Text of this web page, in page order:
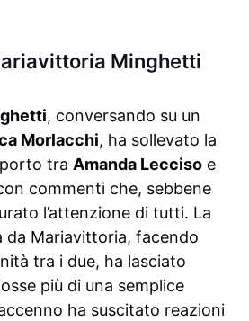
Minghetti
, conversando su un
Morlacchi, ha sollevato la
tra Amanda Lecciso e
commenti che, sebbene
l’attenzione di tutti. La
da Mariavittoria, facendo
tra i due, ha lasciato
più di una semplice
ha suscitato reazioni